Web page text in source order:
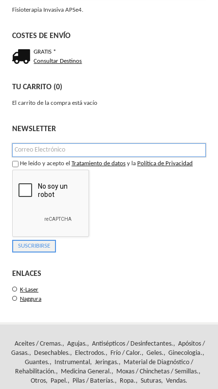
Fisioterapia Invasiva APSe4.
COSTES DE ENVÍO
GRATIS *
Consultar Destinos
TU CARRITO (0)
El carrito de la compra está vacío
NEWSLETTER
He leído y acepto el Tratamiento de datos y la Política de Privacidad
ENLACES
K-Laser
Naggura
Aceites / Cremas. Agujas. Antisépticos / Desinfectantes.
Apósitos /
Gasas.
Desechables. Electrodos. Frío / Calor. Geles.
Ginecologia.
Guantes.
Instrumental Jeringas.
Material de Diagnóstico /
Rehabilitación.
Medicina General.
Moxas / Chinchetas / Semillas.
Otros
Papel. Pilas / Baterías. Ropa. Suturas Vendas.